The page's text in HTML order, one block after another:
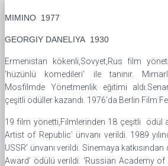
MIMINO 1977
GEORGIY DANELIYA 1930
Ermenistan kökenli,Sovyet,Rus film
‘hüzünlü komedileri’ ile tanınır.
Mosfilmde Yönetmenlik eğitimi
çeşitli ödüller kazandı. 1976’da Berlin Film
19 film yönetti,Filmlerinden 18 çeşitli ödül
Artist of Republic’ ünvanı verildi. 1989
USSR’ ünvanı verildi. Sinemaya
Award’ ödülü verildi. ‘Russian Academy